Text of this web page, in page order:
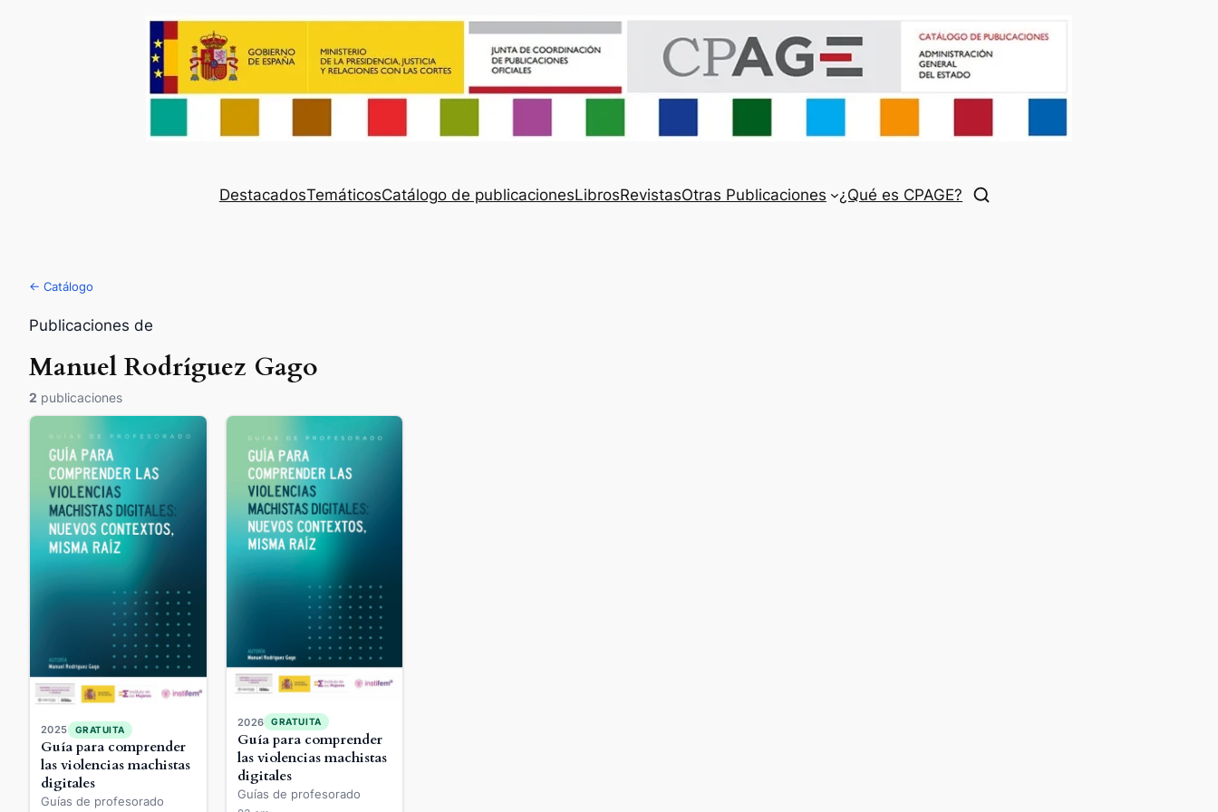
DestacadosTemáticosCatálogo de publicacionesLibrosRevistasOtras Publicaciones ¿Qué es CPAGE?
← Catálogo
Publicaciones de
Manuel Rodríguez Gago
2 publicaciones
2025 GRATUITA
Guía para comprender
las violencias machistas
digitales
Guías de profesorado
2026 GRATUITA
Guía para comprender
las violencias machistas
digitales
Guías de profesorado